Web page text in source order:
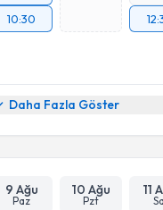
10:30
Daha Fazla Göster
9 Ağu
Paz
10 Ağu
Pzt
11